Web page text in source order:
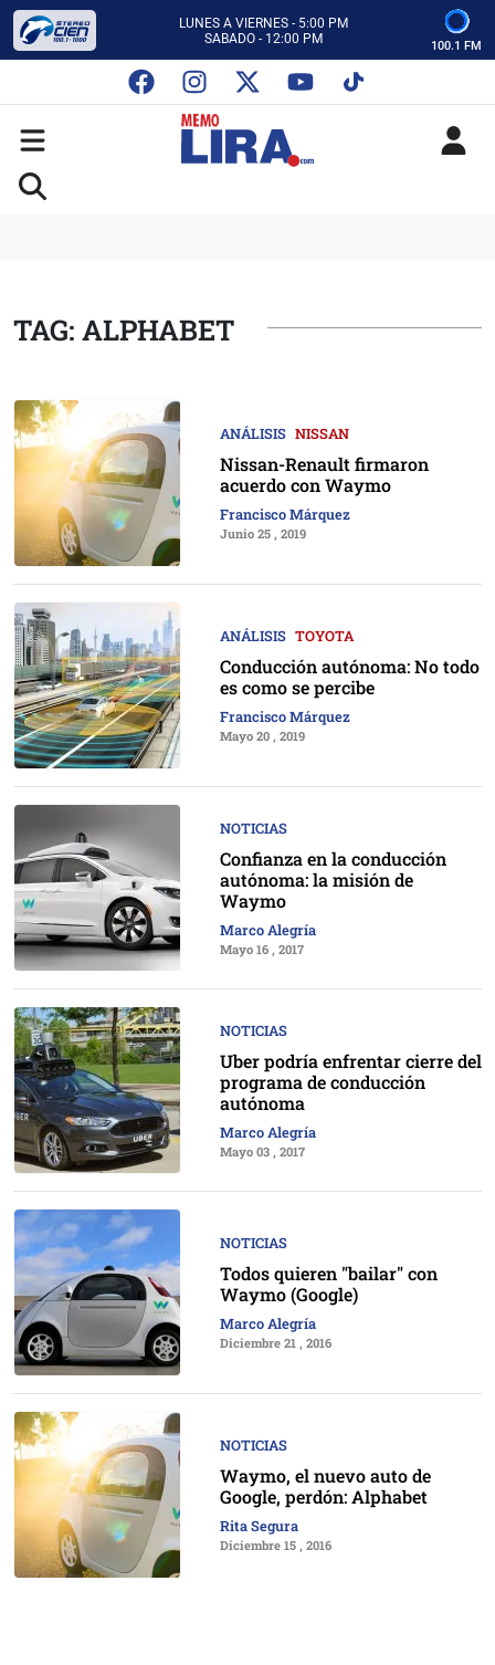
LUNES A VIERNES - 5:00 PM
SABADO - 12:00 PM
CON MEMO LIRA Y SU EQUIPO
LUNES A VIERNES - 5:00 PM
SABADO - 12:00 PM
100.1 FM
TAG: ALPHABET
ANÁLISIS NISSAN
Nissan-Renault firmaron
acuerdo con Waymo
Francisco Márquez
Junio 25 , 2019
ANÁLISIS TOYOTA
Conducción autónoma: No todo
es como se percibe
Francisco Márquez
Mayo 20 , 2019
NOTICIAS
Confianza en la conducción
autónoma: la misión de
Waymo
Marco Alegría
Mayo 16 , 2017
NOTICIAS
Uber podría enfrentar cierre del
programa de conducción
autónoma
Marco Alegría
Mayo 03 , 2017
NOTICIAS
Todos quieren "bailar" con
Waymo (Google)
Marco Alegría
Diciembre 21 , 2016
NOTICIAS
Waymo, el nuevo auto de
Google, perdón: Alphabet
Rita Segura
Diciembre 15 , 2016